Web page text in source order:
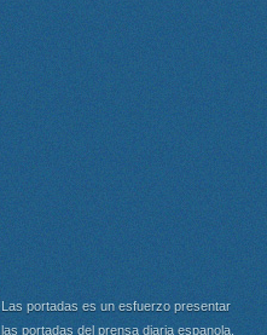
Las portadas es un esfuerzo presentar
las portadas del prensa diaria espanola.